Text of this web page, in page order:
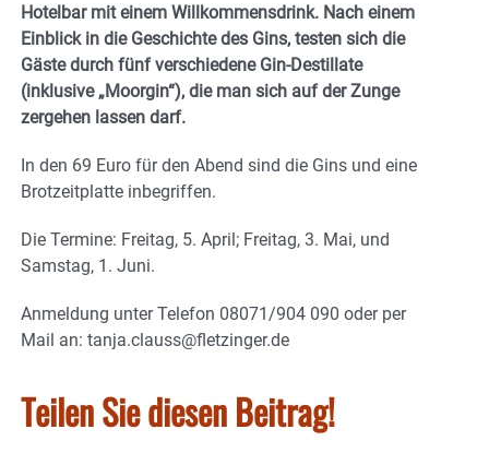
Hotelbar mit einem Willkommensdrink. Nach einem
Einblick in die Geschichte des Gins, testen sich die
Gäste durch fünf verschiedene Gin-Destillate
(inklusive „Moorgin“), die man sich auf der Zunge
zergehen lassen darf.
In den 69 Euro für den Abend sind die Gins und eine
Brotzeitplatte inbegriffen.
Die Termine: Freitag, 5. April; Freitag, 3. Mai, und
Samstag, 1. Juni.
Anmeldung unter Telefon 08071/904 090 oder per
Mail an: tanja.clauss@fletzinger.de
Teilen Sie diesen Beitrag!